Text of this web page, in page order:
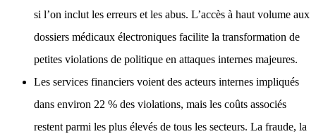
si l’on inclut les erreurs et les abus. L’accès à haut volume aux
dossiers médicaux électroniques facilite la transformation de
petites violations de politique en attaques internes majeures.
Les services financiers voient des acteurs internes impliqués
dans environ 22 % des violations, mais les coûts associés
restent parmi les plus élevés de tous les secteurs. La fraude, la